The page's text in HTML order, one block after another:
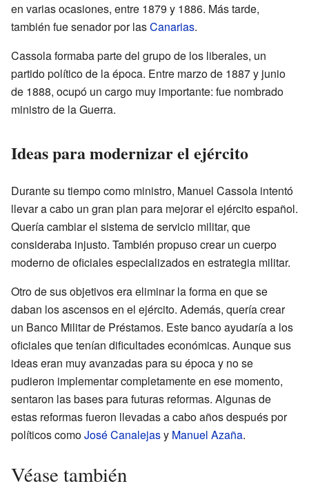
en varias ocasiones, entre 1879 y 1886. Más tarde,
también fue senador por lasCanarias.
Cassola formaba parte del grupo de los liberales, un
partido político de la época. Entre marzo de 1887 y junio
de 1888, ocupó un cargo muy importante: fue nombrado
ministro de la Guerra.
Ideas para modernizar el ejército
Durante su tiempo como ministro, Manuel Cassola intentó
llevar a cabo un gran plan para mejorar el ejército español.
Quería cambiar el sistema de servicio militar, que
consideraba injusto. También propuso crear un cuerpo
moderno de oficiales especializados en estrategia militar.
Otro de sus objetivos era eliminar la forma en que se
daban los ascensos en el ejército. Además, quería crear
un Banco Militar de Préstamos. Este banco ayudaría a los
oficiales que tenían dificultades económicas. Aunque sus
ideas eran muy avanzadas para su época y no se
pudieron implementar completamente en ese momento,
sentaron las bases para futuras reformas. Algunas de
estas reformas fueron llevadas a cabo años después por
políticos comoJosé Canalejasy Manuel Azaña.
Véase también